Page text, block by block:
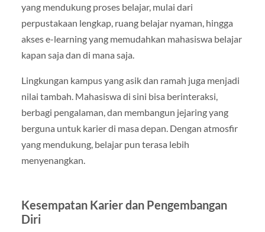
yang mendukung proses belajar, mulai dari
perpustakaan lengkap, ruang belajar nyaman, hingga
akses e-learning yang memudahkan mahasiswa belajar
kapan saja dan di mana saja.
Lingkungan kampus yang asik dan ramah juga menjadi
nilai tambah. Mahasiswa di sini bisa berinteraksi,
berbagi pengalaman, dan membangun jejaring yang
berguna untuk karier di masa depan. Dengan atmosfir
yang mendukung, belajar pun terasa lebih
menyenangkan.
Kesempatan Karier dan Pengembangan
Diri